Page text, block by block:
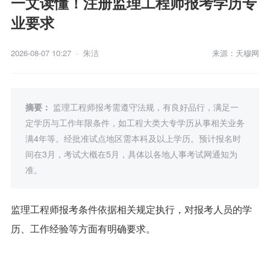
业要求
2026-08-07 10:27 · 朱洁 来源：天穆网
摘要： 监理工程师报考需遵守法规，有良好品行，满足一
定学历与工作年限条件，如工程大类大专学历从事相关业务
满4年等。经批准试点地区需本科及以上学历。预计报名时
间在3月，考试大概在5月，具体以各地人事考试网通知为
准。
监理工程师报考条件依据相关规定执行，对报考人员的学
历、工作经验等方面有明确要求。